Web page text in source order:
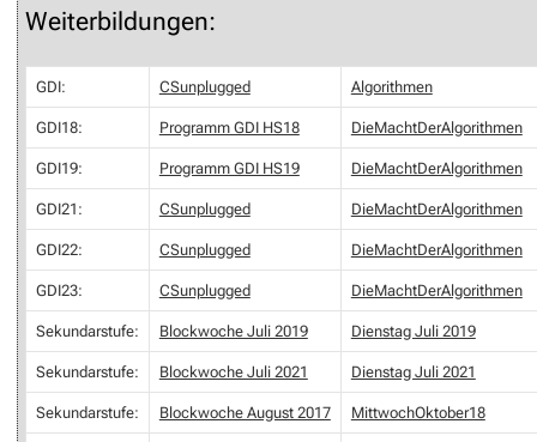
Weiterbildungen:
GDI: CSunplugged Algorithmen
GDI18: Programm GDI HS18 DieMachtDerAlgorithmen
GDI19: Programm GDI HS19 DieMachtDerAlgorithmen
GDI21: CSunplugged DieMachtDerAlgorithmen
GDI22: CSunplugged DieMachtDerAlgorithmen
GDI23: CSunplugged DieMachtDerAlgorithmen
Sekundarstufe: Blockwoche Juli 2019 Dienstag Juli 2019
Sekundarstufe: Blockwoche Juli 2021 Dienstag Juli 2021
Sekundarstufe: Blockwoche August 2017 MittwochOktober18